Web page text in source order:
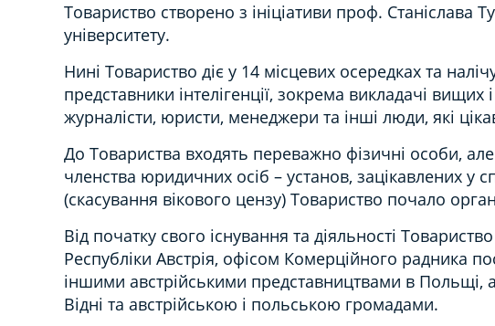
Товариство створено з ініціативи проф. Станіслава
університету.
Нині Товариство діє у 14 місцевих осередках та
представники інтелігенції, зокрема викладачі
журналісти, юристи, менеджери та інші люди, які
До Товариства входять переважно фізичні особи,
членства юридичних осіб – установ, зацікавлених у
(скасування вікового цензу) Товариство почало
Від початку свого існування та діяльності
Республіки Австрія, офісом Комерційного радника
іншими австрійськими представництвами в Польщі,
Відні та австрійською і польською громадами.